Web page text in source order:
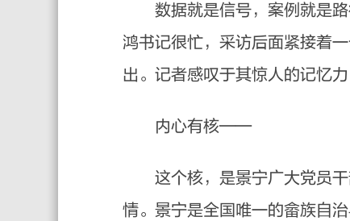
数据就是信号，案例就是路
鸿书记很忙，采访后面紧接着
出。记者感叹于其惊人的记忆
内心有核——
这个核，是景宁广大党员干
情。景宁是全国唯一的畲族自